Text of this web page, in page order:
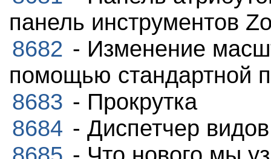
панель инструментов
8682 - Изменение
помощью стандартной
8683 - Прокрутка
8684 - Диспетчер видов